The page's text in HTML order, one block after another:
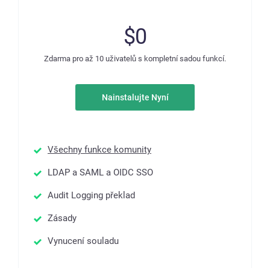
$0
Zdarma pro až 10 uživatelů s kompletní sadou funkcí.
Nainstalujte Nyní
Všechny funkce komunity
LDAP a SAML a OIDC SSO
Audit Logging překlad
Zásady
Vynucení souladu